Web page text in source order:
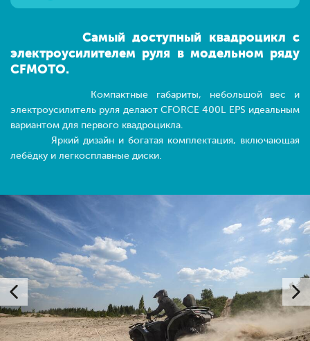
Самый доступный квадроцикл с
электроусилителем руля в модельном ряду
CFMOTO.
Компактные габариты, небольшой вес и
электроусилитель руля делают CFORCE 400L EPS идеальным
вариантом для первого квадроцикла.
Яркий дизайн и богатая комплектация, включающая
лебёдку и легкосплавные диски.